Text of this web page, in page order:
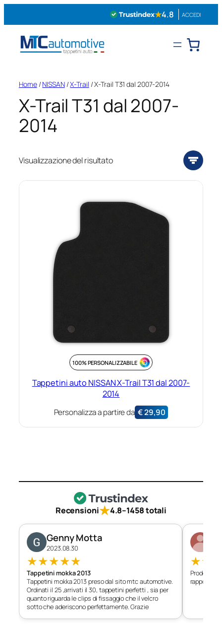
★4.8 ACCEDI
Home/NISSAN/X-Trail / X-Trail T31 dal 2007-2014
X-Trail T31 dal 2007-
2014
Visualizzazione del risultato
100% PERSONALIZZABILE
Tappetini auto NISSAN X-Trail T31 dal 2007-
2014
Personalizza a partire da €29,90
Recensioni★4.8–1458 totali
Genny Motta
2023.08.30
★★★★★
Tappetini mokka 2013
Tappetini mokka 2013 preso dal sito mtc automotive.
Ordinati il 25 ,arrivati il 30, tappetini perfetti , sia per
quanto riguarda le clips di fissaggio che il velcro
sotto che aderiscono perfettamente. Grazie
★★
Prodotto
rapporto